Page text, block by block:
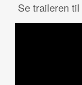
Se traileren til